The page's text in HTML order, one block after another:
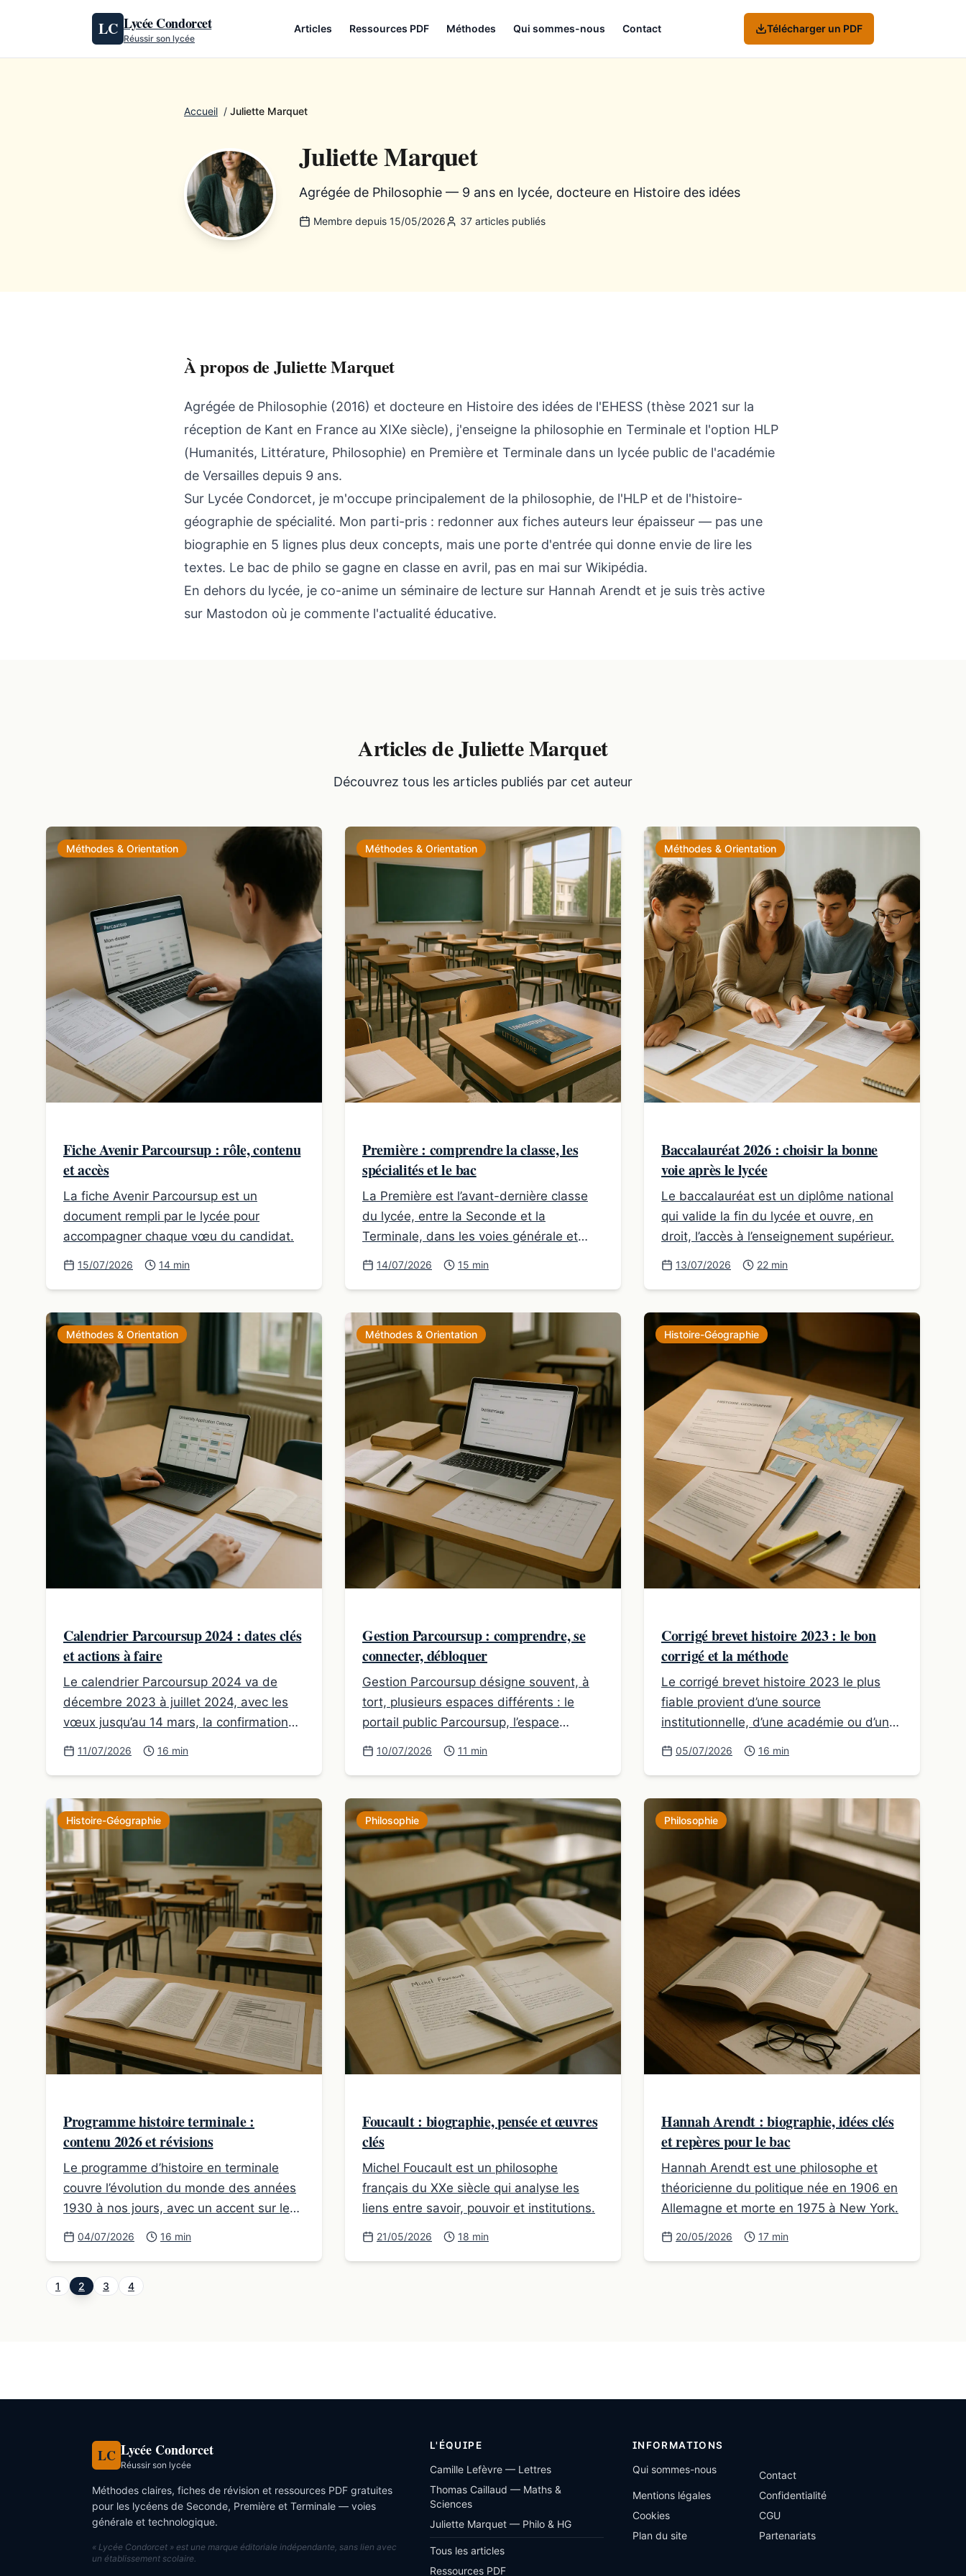
LC Lycée Condorcet
Réussir son lycée
Articles Ressources PDF Méthodes Qui sommes-nous Contact Télécharger un PDF
Accueil / Juliette Marquet
Juliette Marquet
Agrégée de Philosophie — 9 ans en lycée, docteure en Histoire des idées
Membre depuis 15/05/2026 37 articles publiés
À propos de Juliette Marquet
Agrégée de Philosophie (2016) et docteure en Histoire des idées de l'EHESS (thèse 2021 sur la
réception de Kant en France au XIXe siècle), j'enseigne la philosophie en Terminale et l'option HLP
(Humanités, Littérature, Philosophie) en Première et Terminale dans un lycée public de l'académie
de Versailles depuis 9 ans.
Sur Lycée Condorcet, je m'occupe principalement de la philosophie, de l'HLP et de l'histoire-
géographie de spécialité. Mon parti-pris : redonner aux fiches auteurs leur épaisseur — pas une
biographie en 5 lignes plus deux concepts, mais une porte d'entrée qui donne envie de lire les
textes. Le bac de philo se gagne en classe en avril, pas en mai sur Wikipédia.
En dehors du lycée, je co-anime un séminaire de lecture sur Hannah Arendt et je suis très active
sur Mastodon où je commente l'actualité éducative.
Articles de Juliette Marquet
Découvrez tous les articles publiés par cet auteur
Méthodes & Orientation
Fiche Avenir Parcoursup : rôle, contenu
et accès
La fiche Avenir Parcoursup est un
document rempli par le lycée pour
accompagner chaque vœu du candidat.
15/07/2026 14 min
Méthodes & Orientation
Première : comprendre la classe, les
spécialités et le bac
La Première est l’avant-dernière classe
du lycée, entre la Seconde et la
Terminale, dans les voies générale et
technologique.
14/07/2026 15 min
Méthodes & Orientation
Baccalauréat 2026 : choisir la bonne
voie après le lycée
Le baccalauréat est un diplôme national
qui valide la fin du lycée et ouvre, en
droit, l’accès à l’enseignement supérieur.
13/07/2026 22 min
Méthodes & Orientation
Calendrier Parcoursup 2024 : dates clés
et actions à faire
Le calendrier Parcoursup 2024 va de
décembre 2023 à juillet 2024, avec les
vœux jusqu’au 14 mars, la confirmation
jusqu’au 3 avril et l’admission du 30 mai
11/07/2026 16 min
Méthodes & Orientation
Gestion Parcoursup : comprendre, se
connecter, débloquer
Gestion Parcoursup désigne souvent, à
tort, plusieurs espaces différents : le
portail public Parcoursup, l’espace
candidat et certaines interfaces de
10/07/2026 11 min
Histoire-Géographie
Corrigé brevet histoire 2023 : le bon
corrigé et la méthode
Le corrigé brevet histoire 2023 le plus
fiable provient d’une source
institutionnelle, d’une académie ou d’un
établissement public publiant des
05/07/2026 16 min
Histoire-Géographie
Programme histoire terminale :
contenu 2026 et révisions
Le programme d’histoire en terminale
couvre l’évolution du monde des années
1930 à nos jours, avec un accent sur les
guerres, les régimes politiques, la
04/07/2026 16 min
Philosophie
Foucault : biographie, pensée et œuvres
clés
Michel Foucault est un philosophe
français du XXe siècle qui analyse les
liens entre savoir, pouvoir et institutions.
21/05/2026 18 min
Philosophie
Hannah Arendt : biographie, idées clés
et repères pour le bac
Hannah Arendt est une philosophe et
théoricienne du politique née en 1906 en
Allemagne et morte en 1975 à New York.
20/05/2026 17 min
1 2 3 4
LC Lycée Condorcet
Réussir son lycée
Méthodes claires, fiches de révision et ressources PDF gratuites
pour les lycéens de Seconde, Première et Terminale — voies
générale et technologique.
« Lycée Condorcet » est une marque éditoriale indépendante, sans lien avec
un établissement scolaire.
L'ÉQUIPE
Camille Lefèvre — Lettres
Thomas Caillaud — Maths &
Sciences
Juliette Marquet — Philo & HG
Tous les articles
Ressources PDF
INFORMATIONS
Qui sommes-nous
Contact
Mentions légales
Confidentialité
Cookies
CGU
Plan du site
Partenariats